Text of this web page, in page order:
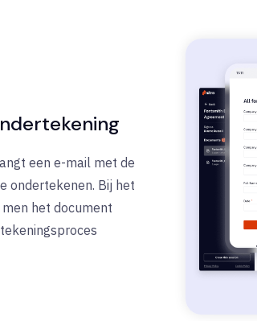
een e-mail met de
ondertekenen. Bij het
het document